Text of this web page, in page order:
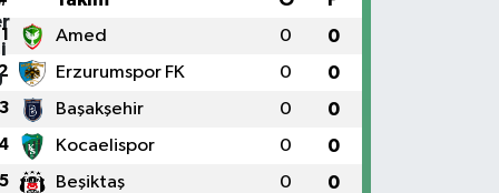
1 Amed 0 0
Erzurumspor FK 0 0
3 Başakşehir 0 0
Kocaelispor 0 0
5 Beşiktaş 0 0